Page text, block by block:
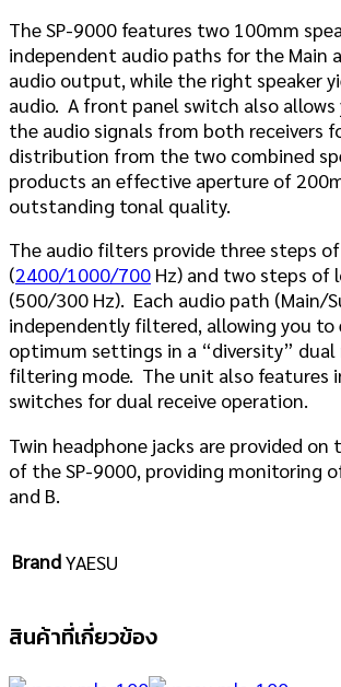
The SP-9000 features two 100mm
independent audio paths for the Main
audio output, while the right speaker
audio. A front panel switch also
the audio signals from both receivers
distribution from the two combined
products an effective aperture of
outstanding tonal quality.
The audio filters provide three steps
(2400/1000/700 Hz) and two steps
(500/300 Hz). Each audio path (Main/
independently filtered, allowing you
optimum settings in a “diversity”
filtering mode. The unit also features
switches for dual receive operation.
Twin headphone jacks are provided
of the SP-9000, providing monitoring
and B.
BrandYAESU
สินค้าที่เกี่ยวข้อง